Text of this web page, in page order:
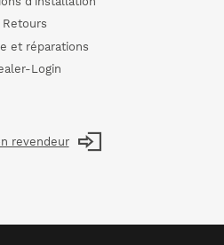
Retours
et réparations
Login
revendeur